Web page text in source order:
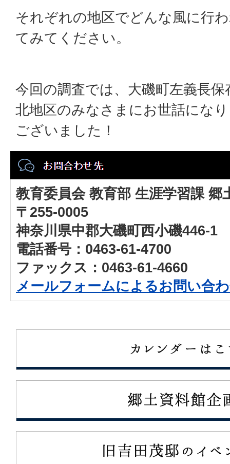
それぞれの地区でどんな風に行
てみてください。
今回の調査では、大磯町左義長
北地区のみなさまにお世話にな
ございました！
教育委員会 教育部 生涯学習課 郷
〒255-0005
神奈川県中郡大磯町西小磯446-1
電話番号：0463-61-4700
ファックス：0463-61-4660
メールフォームによるお問い合